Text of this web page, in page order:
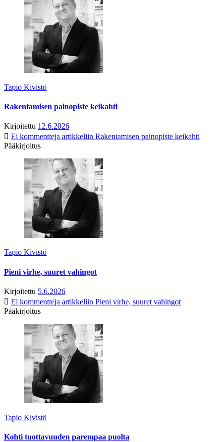
Tapio Kivistö
Rakentamisen painopiste keikahti
Kirjoitettu 12.6.2026
Ei kommentteja artikkeliin Rakentamisen painopiste keikahti
Pääkirjoitus
Tapio Kivistö
Pieni virhe, suuret vahingot
Kirjoitettu 5.6.2026
Ei kommentteja artikkeliin Pieni virhe, suuret vahingot
Pääkirjoitus
Tapio Kivistö
Kohti tuottavuuden parempaa puolta